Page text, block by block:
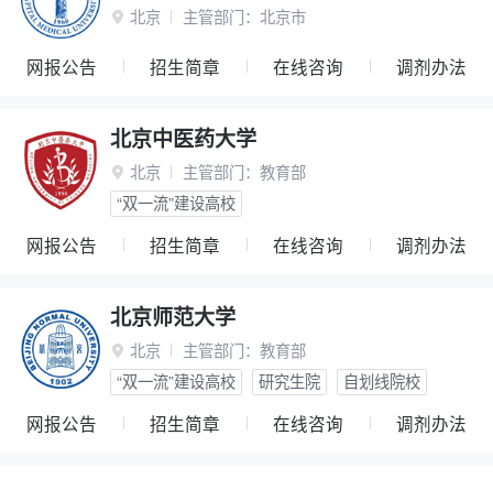
 北京 主管部门： 北京市
网报公告 招生简章 在线咨询 调剂办法
北京中医药大学
 北京 主管部门： 教育部
“双一流”建设高校
网报公告 招生简章 在线咨询 调剂办法
北京师范大学
 北京 主管部门： 教育部
“双一流”建设高校
研究生院 自划线院校
网报公告 招生简章 在线咨询 调剂办法